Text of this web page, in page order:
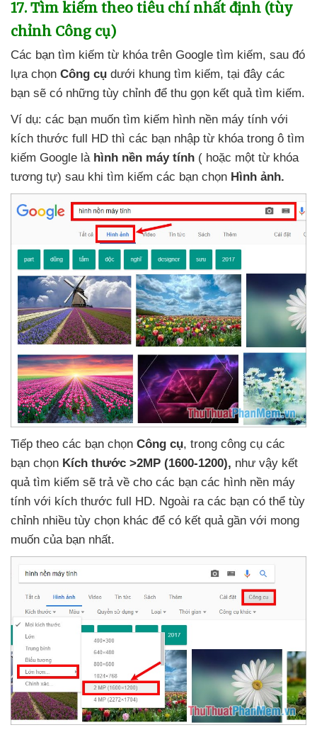
17. Tìm kiếm theo tiêu chí nhất định (tùy
chỉnh Công cụ)
Các bạn tìm kiếm từ khóa trên Google tìm kiếm, sau đó
lựa chọn Công cụ dưới khung tìm kiếm, tại đây các
bạn sẽ có những tùy chỉnh để thu gọn kết quả tìm kiếm.
Ví dụ: các bạn muốn tìm kiếm hình nền máy tính với
kích thước full HD thì các bạn nhập từ khóa trong ô tìm
kiếm Google là hình nền máy tính ( hoặc một từ khóa
tương tự) sau khi tìm kiếm các bạn chọn Hình ảnh.
Tiếp theo các bạn chọn Công cụ, trong công cụ các
bạn chọn Kích thước >2MP (1600-1200), như vậy kết
quả tìm kiếm sẽ trả về cho các bạn các hình nền máy
tính với kích thước full HD. Ngoài ra các bạn có thể tùy
chỉnh nhiều tùy chọn khác để có kết quả gần với mong
muốn của bạn nhất.